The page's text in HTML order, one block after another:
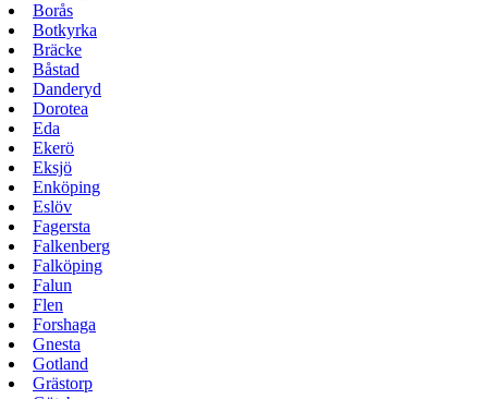
Borås
Botkyrka
Bräcke
Båstad
Danderyd
Dorotea
Eda
Ekerö
Eksjö
Enköping
Eslöv
Fagersta
Falkenberg
Falköping
Falun
Flen
Forshaga
Gnesta
Gotland
Grästorp